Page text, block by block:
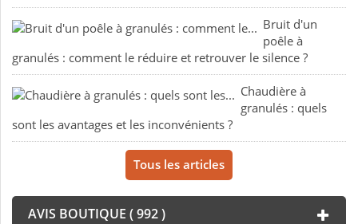
Bruit d'un
poêle à
granulés : comment le réduire et retrouver le silence ?
Chaudière à
granulés : quels
sont les avantages et les inconvénients ?
Tous les articles
AVIS BOUTIQUE ( 992 )